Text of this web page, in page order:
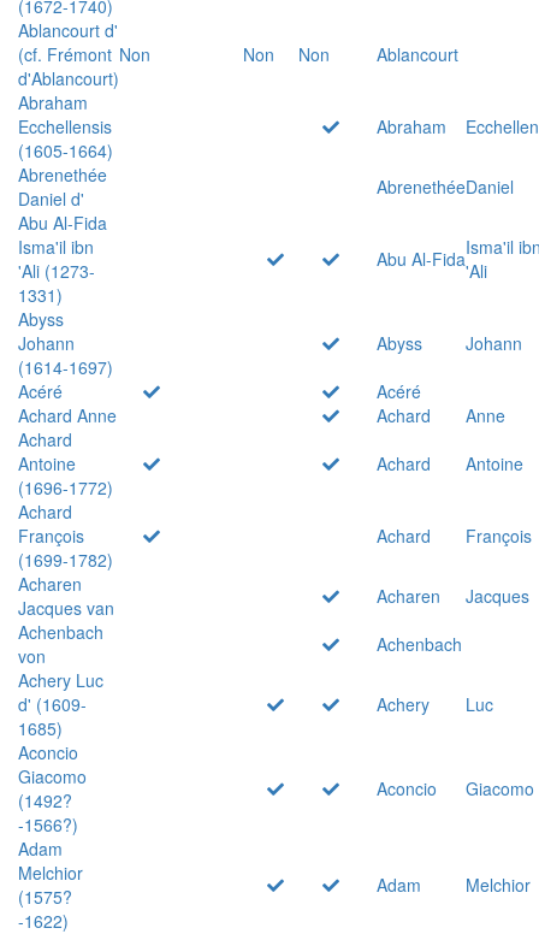
(1672-1740)
Ablancourt d'
(cf. Frémont
d'Ablancourt)
Non Non Non
Ablancourt
Abraham
Ecchellensis
(1605-1664)
Abraham
Abrenethée
Daniel d'
AbrenethéeDaniel
Abu Al-Fida
Isma'il ibn
'Ali (1273-
1331)
Abu Al-FidaIsma'il
'Ali
Abyss
Johann
(1614-1697)
Abyss
Johann
Acéré
Acéré
Achard Anne
Achard
Anne
Achard
Antoine
(1696-1772)
Achard
Antoine
Achard
François
(1699-1782)
Achard
François
Acharen
Jacques van
Acharen
Jacques
Achenbach
von
Achenbach
Achery Luc
d' (1609-
1685)
Achery
Luc
Aconcio
Giacomo
(1492?
-1566?)
Aconcio Giacomo
Adam
Melchior
(1575?
-1622)
Adam Melchior